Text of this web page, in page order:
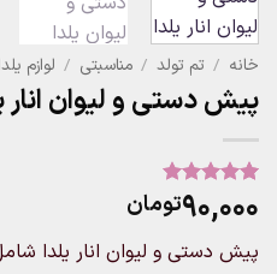
خانه / تم تولد / مناسبتی / لوازم یلدا
پیش دستی و لیوان انار
از
5 امتیاز
۹۰,۰۰۰تومان
پیش دستی و لیوان انار یلدا